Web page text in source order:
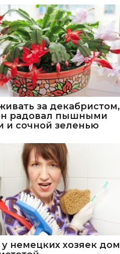
за декабристом,
радовал пышными
и сочной зеленью
немецких хозяек дом